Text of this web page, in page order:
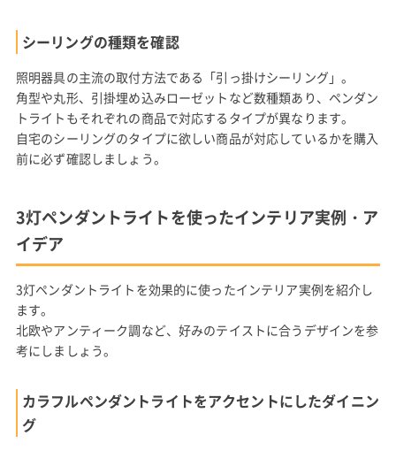
シーリングの種類を確認
照明器具の主流の取付方法である「引っ掛けシーリング」。
角型や丸形、引掛埋め込みローゼットなど数種類あり、ペンダン
トライトもそれぞれの商品で対応するタイプが異なります。
自宅のシーリングのタイプに欲しい商品が対応しているかを購入
前に必ず確認しましょう。
3灯ペンダントライトを使ったインテリア実例・ア
イデア
3灯ペンダントライトを効果的に使ったインテリア実例を紹介し
ます。
北欧やアンティーク調など、好みのテイストに合うデザインを参
考にしましょう。
カラフルペンダントライトをアクセントにしたダイニン
グ